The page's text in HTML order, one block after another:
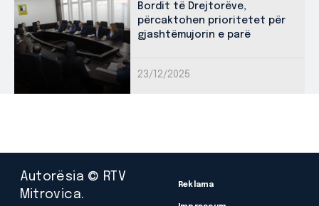
Bordit të Drejtorëve,
përcaktohen prioritetet për
gjashtëmujorin e parë
23/12/2025
Autorësia © RTV
Mitrovica.
Reklama